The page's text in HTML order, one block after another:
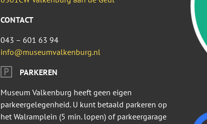
CONTACT
043 – 601 63 94
info@museumvalkenburg.nl
PARKEREN
Museum Valkenburg heeft geen eigen
parkeergelegenheid. U kunt betaald parkeren op
het Walramplein (5 min. lopen) of parkeergarage